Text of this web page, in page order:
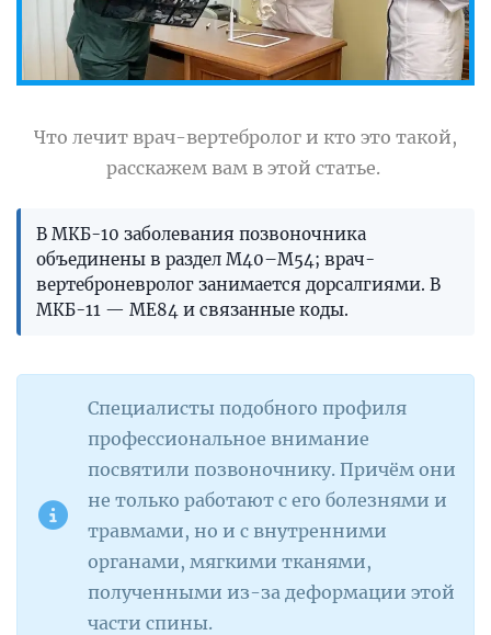
Что лечит врач-вертебролог и кто это такой,
расскажем вам в этой статье.
В МКБ-10 заболевания позвоночника
объединены в раздел M40–M54; врач-
вертеброневролог занимается дорсалгиями. В
МКБ-11 — ME84 и связанные коды.
Специалисты подобного профиля
профессиональное внимание
посвятили позвоночнику. Причём они
не только работают с его болезнями и
травмами, но и с внутренними
органами, мягкими тканями,
полученными из-за деформации этой
части спины.